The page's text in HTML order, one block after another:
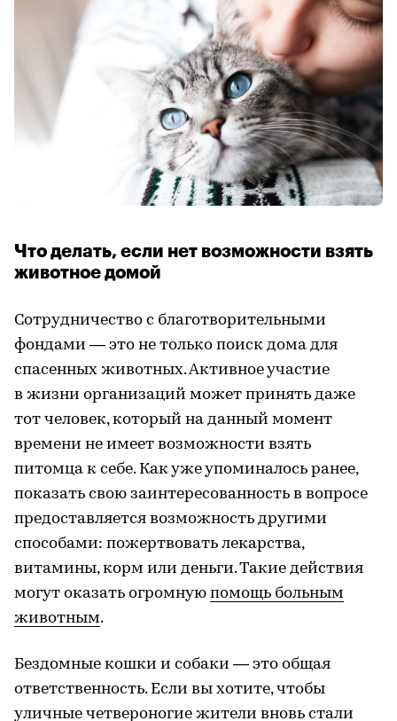
Что делать, если нет возможности взять
животное домой
Сотрудничество с благотворительными
фондами — это не только поиск дома для
спасенных животных. Активное участие
в жизни организаций может принять даже
тот человек, который на данный момент
времени не имеет возможности взять
питомца к себе. Как уже упоминалось ранее,
показать свою заинтересованность в вопросе
предоставляется возможность другими
способами: пожертвовать лекарства,
витамины, корм или деньги. Такие действия
могут оказать огромную помощь больным
животным.
Бездомные кошки и собаки — это общая
ответственность. Если вы хотите, чтобы
уличные четвероногие жители вновь стали